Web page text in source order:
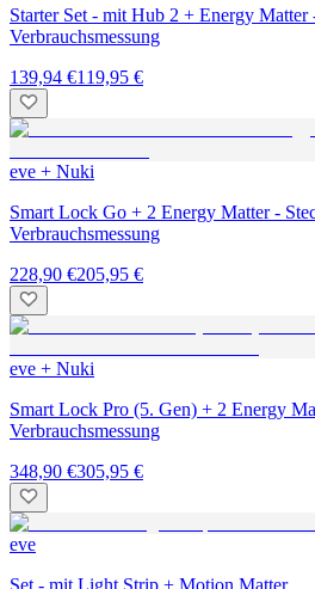
Starter Set - mit Hub 2 + Energy Matter
Verbrauchsmessung
139,94 €119,95 €
eve + Nuki
Smart Lock Go + 2 Energy Matter -
Verbrauchsmessung
228,90 €205,95 €
eve + Nuki
Smart Lock Pro (5. Gen) + 2 Energy
Verbrauchsmessung
348,90 €305,95 €
eve